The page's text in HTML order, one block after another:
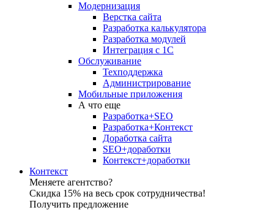
Модернизация
Верстка сайта
Разработка калькулятора
Разработка модулей
Интеграция с 1С
Обслуживание
Техподдержка
Администрирование
Мобильные приложения
А что еще
Разработка+SEO
Разработка+Контекст
Доработка сайта
SEO+доработки
Контекст+доработки
Контекст
Меняете агентство?
Скидка 15% на весь срок сотрудничества!
Получить предложение